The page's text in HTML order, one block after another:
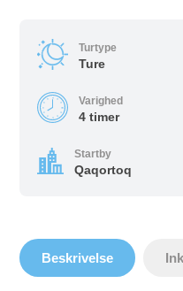
Turtype
Ture
Varighed
4 timer
Startby
Qaqortoq
Beskrivelse